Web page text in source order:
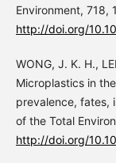
Environment, 718,
http://doi.org/
WONG, J. K. H.,
Microplastics in
prevalence, fates,
of the Total
http://doi.org/